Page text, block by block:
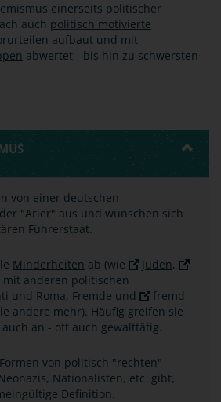
einerseits politischer
auch politisch motivierte
aufbaut und mit
abwertet - bis hin zu schwersten
von einer deutschen
"Arier" aus und wünschen sich
Führerstaat.
Minderheiten ab (wie Juden,
mit anderen politischen
und Roma, Fremde und
fremd
andere mehr). Häufig greifen sie
an - oft auch gewalttätig.
von politisch "rechten"
Nationalisten, etc. gibt,
Definition.